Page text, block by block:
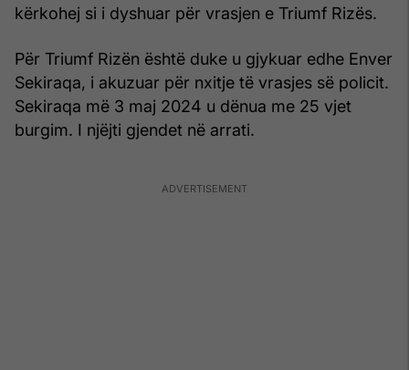
kërkohej si i dyshuar për vrasjen e Triumf Rizës.
Për Triumf Rizën është duke u gjykuar edhe Enver
Sekiraqa, i akuzuar për nxitje të vrasjes së policit.
Sekiraqa më 3 maj 2024 u dënua me 25 vjet
burgim. I njëjti gjendet në arrati.